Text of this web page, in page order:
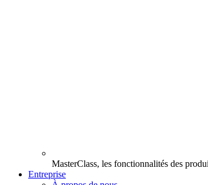
MasterClass, les fonctionnalités des
Entreprise